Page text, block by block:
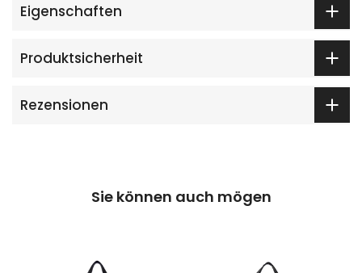
Eigenschaften
Produktsicherheit
Rezensionen
Sie können auch mögen